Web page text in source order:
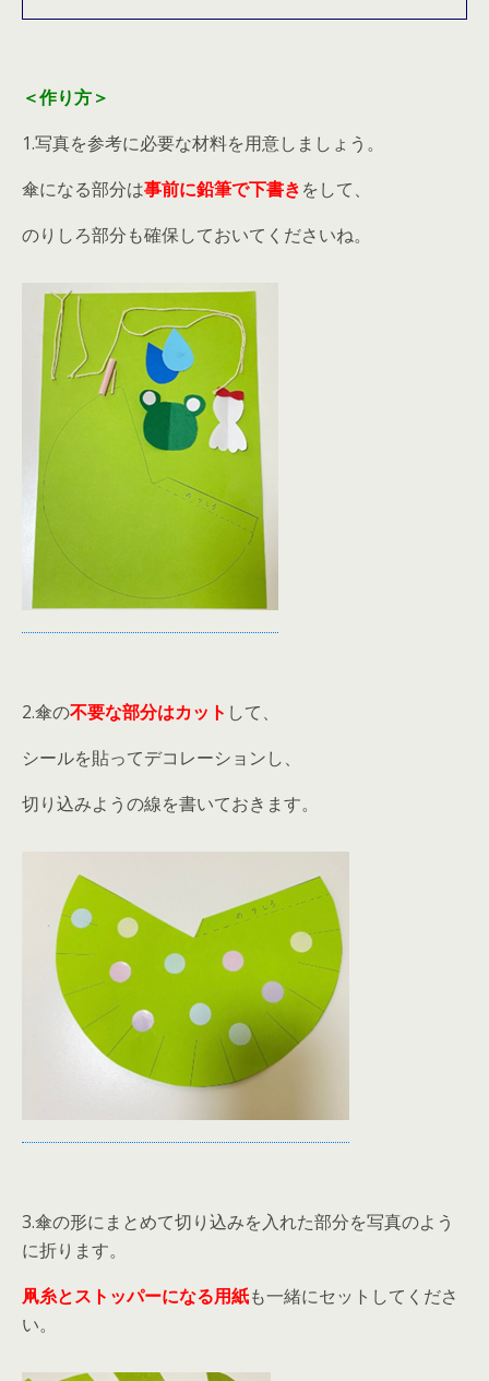
＜作り方＞
1.写真を参考に必要な材料を用意しましょう。
傘になる部分は事前に鉛筆で下書きをして、
のりしろ部分も確保しておいてくださいね。
2.傘の不要な部分はカット して、
シールを貼ってデコレーションし、
切り込みようの線を書いておきます。
3.傘の形にまとめて切り込みを入れた部分を写真のよう
に折ります。
凧糸とストッパーになる用紙も一緒にセットしてくださ
い。